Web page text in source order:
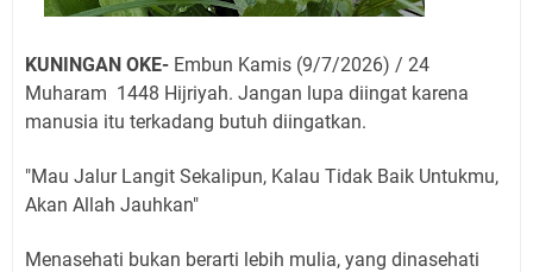
KUNINGAN OKE- Embun Kamis (9/7/2026) / 24
Muharam 1448 Hijriyah. Jangan lupa diingat karena
manusia itu terkadang butuh diingatkan.
"Mau Jalur Langit Sekalipun, Kalau Tidak Baik Untukmu,
Akan Allah Jauhkan"
Menasehati bukan berarti lebih mulia, yang dinasehati